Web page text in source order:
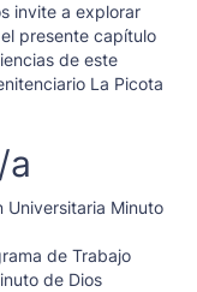
invite a explorar
presente capítulo
de este
La Picota
Universitaria Minuto
de Trabajo
de Dios